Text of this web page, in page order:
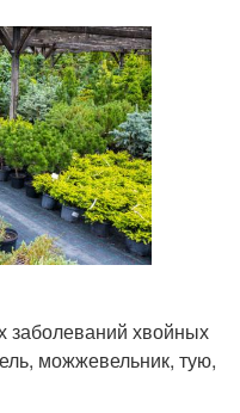
заболеваний хвойных
можжевельник, тую,